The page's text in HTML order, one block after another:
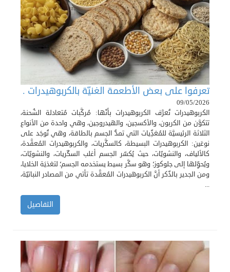
تعرفوا على بعض الأطعمة الغنيّة بالكربوهيدرات .
09/05/2026
الكربوهيدرات تُعرَّف الكربوهيدرات بأنّها: مُركَّبات مُتعادلة الشُحنة،
تتكوَّن من الكربون، والأكسجين، والهيدروجين، وهي واحدة من الأنواع
الثلاثة الرئيسيَّة للمُغذِّيات التي تمدُّ الجسم بالطاقة، وهي تُوجَد على
نوعَين: الكربوهيدرات البسيطة، كالسكَّريات، والكربوهيدرات المُعقَّدة،
كالألياف، والنشويّات، حيث يُكسّر الجسم أغلب السكّريات، والنشويّات،
ويُحوِّلها إلى جلوكوز؛ وهو سكَّر بسيط يستخدمه الجسم؛ لتغذيَة الخلايا،
ومن الجدير بالذّكر أنَّ الكربوهيدرات المُعقَّدة تأتي من المصادر النباتيّة،
...
التفاصيل